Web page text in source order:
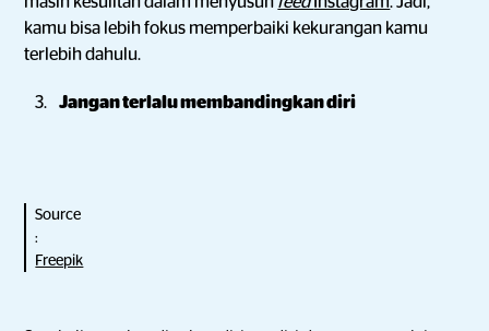
kamu bisa lebih fokus memperbaiki kekurangan kamu
terlebih dahulu.
Jangan terlalu membandingkan diri
Source
:
Freepik